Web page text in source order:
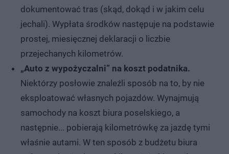
dokumentować tras (skąd, dokąd i w jakim celu
jechali). Wypłata środków następuje na podstawie
prostej, miesięcznej deklaracji o liczbie
przejechanych kilometrów.
„Auto z wypożyczalni” na koszt podatnika.
Niektórzy posłowie znaleźli sposób na to, by nie
eksploatować własnych pojazdów. Wynajmują
samochody na koszt biura poselskiego, a
następnie... pobierają kilometrówkę za jazdę tymi
właśnie autami. W ten sposób z budżetu biura